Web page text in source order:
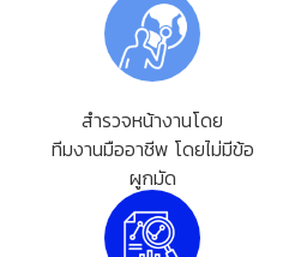
สำรวจหน้างานโดย
ทีมงานมืออาชีพ โดยไม่มีข้อ
ผูกมัด